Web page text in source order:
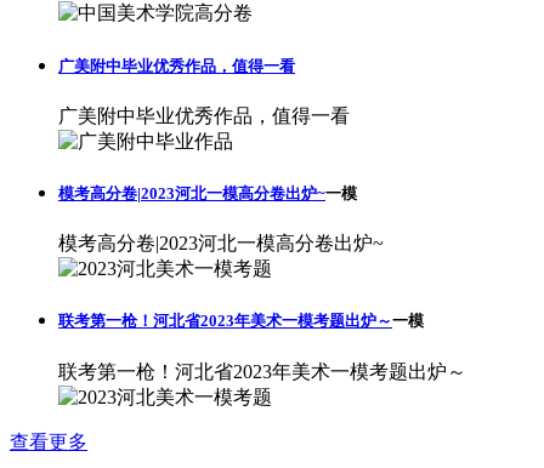
广美附中毕业优秀作品，值得一看
广美附中毕业优秀作品，值得一看
模考高分卷|2023河北一模高分卷出炉~一模
模考高分卷|2023河北一模高分卷出炉~
联考第一枪！河北省2023年美术一模考题出炉～一模
联考第一枪！河北省2023年美术一模考题出炉～
查看更多